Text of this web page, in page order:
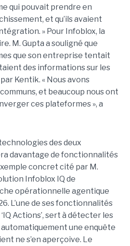
qui pouvait prendre en
et qu’ils avaient
» Pour Infoblox, la
M. Gupta a souligné que
que son entreprise tentait
des informations sur les
Kentik. « Nous avons
et beaucoup nous ont
ces plateformes », a
des deux
davantage de fonctionnalités
concret cité par M.
Infoblox IQ de
opérationnelle agentique
L’une de ses fonctionnalités
Actions’, sert à détecter les
une enquête
ne s’en aperçoive. Le